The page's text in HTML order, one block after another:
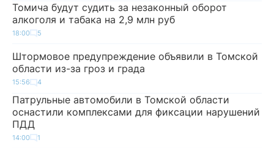
Томича будут судить за незаконный оборот
алкоголя и табака на 2,9 млн руб
18:00 5
Штормовое предупреждение объявили в Томской
области из-за гроз и града
15:56 4
Патрульные автомобили в Томской области
оснастили комплексами для фиксации нарушений
ПДД
14:00 1